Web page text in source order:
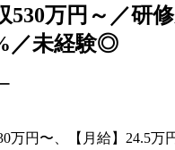
530万円～／研
／未経験◎
万円〜、【月給】24.5万